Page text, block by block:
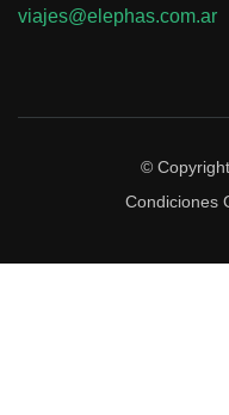
viajes@elephas.com.ar
©
Condiciones